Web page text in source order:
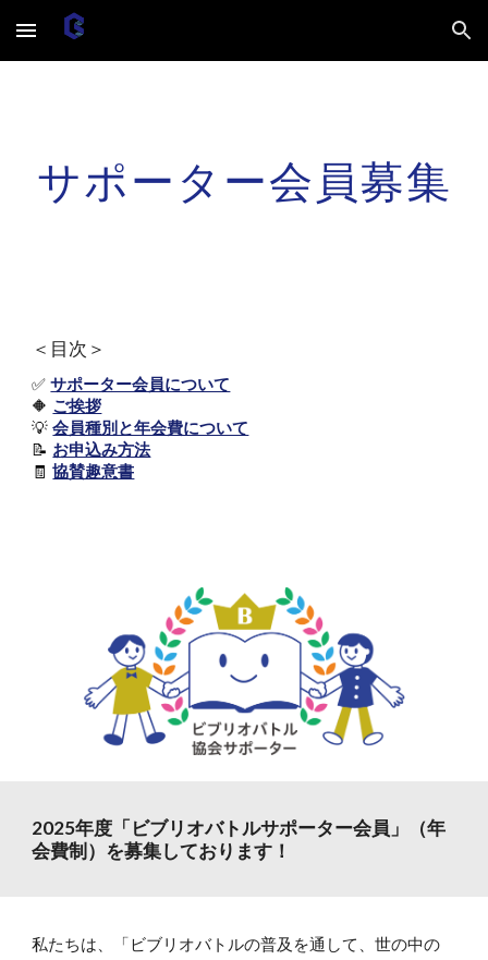
Skip to main content Skip to navigation
サポーター会員募集
＜目次＞
✅サポーター会員について
🔶 ご挨拶
💡会員種別と年会費について
📝 お申込み方法
🧾 協賛趣意書
2025年度「ビブリオバトルサポーター会員」（年
会費制）を募集しております！
私たちは、「ビブリオバトルの普及を通して、世の中の